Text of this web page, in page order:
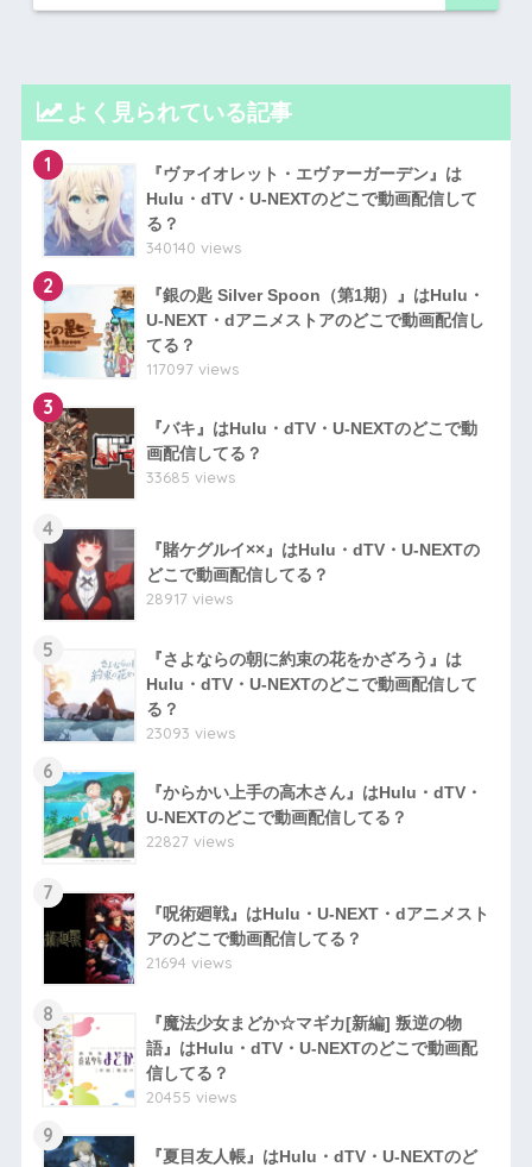
よく見られている記事
1
『ヴァイオレット・エヴァーガーデン』は
Hulu・dTV・U-NEXTのどこで動画配信して
る？
340140 views
2
『銀の匙 Silver Spoon（第1期）』はHulu・
U-NEXT・dアニメストアのどこで動画配信し
てる？
117097 views
3
『バキ』はHulu・dTV・U-NEXTのどこで動
画配信してる？
33685 views
4
『賭ケグルイ××』はHulu・dTV・U-NEXTの
どこで動画配信してる？
28917 views
5
『さよならの朝に約束の花をかざろう』は
Hulu・dTV・U-NEXTのどこで動画配信して
る？
23093 views
6
『からかい上手の高木さん』はHulu・dTV・
U-NEXTのどこで動画配信してる？
22827 views
7
『呪術廻戦』はHulu・U-NEXT・dアニメスト
アのどこで動画配信してる？
21694 views
8
『魔法少女まどか☆マギカ[新編] 叛逆の物
語』はHulu・dTV・U-NEXTのどこで動画配
信してる？
20455 views
9
『夏目友人帳』はHulu・dTV・U-NEXTのど